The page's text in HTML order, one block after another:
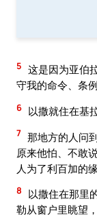
5 这是因为亚伯
守我的命令、条
6 以撒就住在基
7 那地方的人问
原来他怕、不敢
人为了利百加的
8
以撒住在那里
勒从窗户里眺望